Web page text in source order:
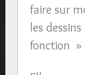
faire sur
les
fonction »